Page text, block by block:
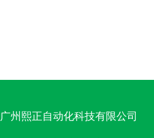
广州熙正自动化科技有限公司